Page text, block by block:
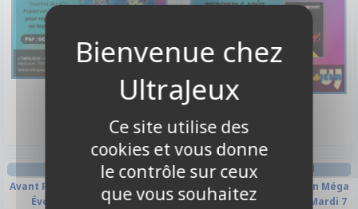
Sortie le 01/09/2026
EVÉNEMENTS POKÉMON
Avant Première Pokémon Méga
Évolution - Nuit Noire -
EVÉNEMENTS POKÉMON
Avant Première Pokémon Méga
Évolution - Nuit Noire - Mardi 7
Ce site utilise des
cookies et vous donne
le contrôle sur ceux
que vous souhaitez